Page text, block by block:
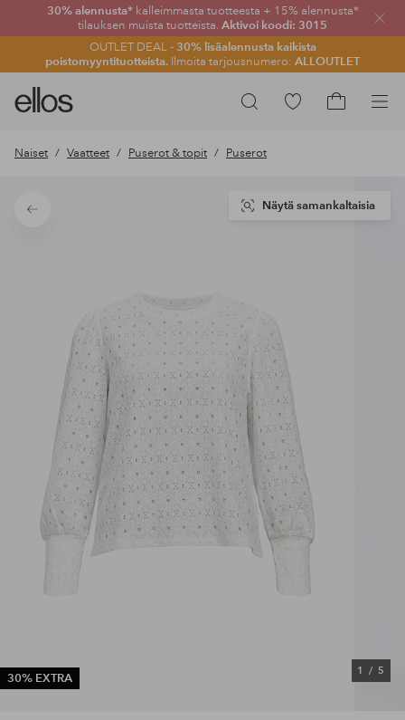
30% alennusta*kalleimmasta tuotteesta + 15% alennusta*
tilauksen muista tuotteista. Aktivoi koodi: 3015
OUTLET DEAL -30% lisäalennusta kaikista
poistomyyntituotteista. Ilmoita tarjousnumero: ALLOUTLET
Sulje
Hae
Ellos-
logo
siirry
Siirry
Naiset Vaatteet Puserot & topit Puserot
Takaisin
30% EXTRA
1 / 5
Näytä samankaltaisia